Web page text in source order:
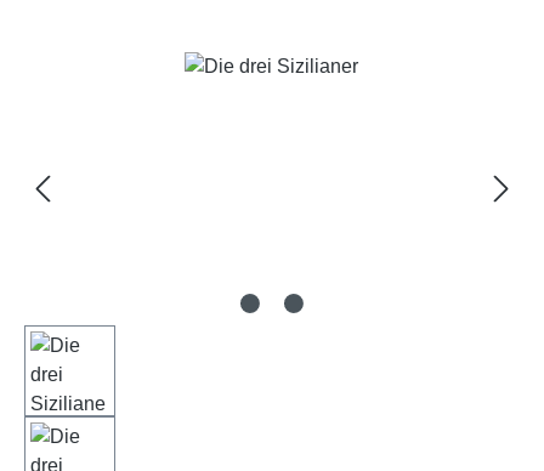
Bildergalerie überspringen